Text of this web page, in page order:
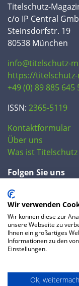
Titelschutz-
c/o IP Central
Steinsdorfstr. 19
80538 München
info@titelschutz-
https://
+49 (0) 89 885 645
ISSN: 2365-5119
Kontaktformular
Über uns
Was ist
Folgen Sie uns
FAQ
Wir verwenden
Wir können diese zur
unsere Webseite zu
Ihnen ein großartiges
Informationen zu den
Einstellungen.
Ok,